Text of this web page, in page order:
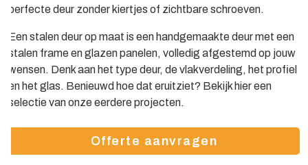
perfecte deur zonder kiertjes of zichtbare schroeven.
Een stalen deur op maat is een handgemaakte deur met een
stalen frame en glazen panelen, volledig afgestemd op jouw
wensen. Denk aan het type deur, de vlakverdeling, het profiel
en het glas. Benieuwd hoe dat eruitziet? Bekijk hier een
selectie van onze eerdere projecten.
Offerte aanvragen